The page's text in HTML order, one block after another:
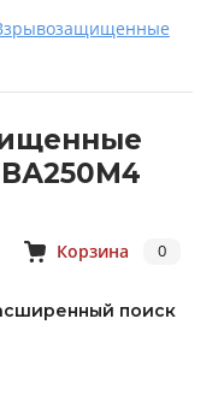
Корзина 0
поиск